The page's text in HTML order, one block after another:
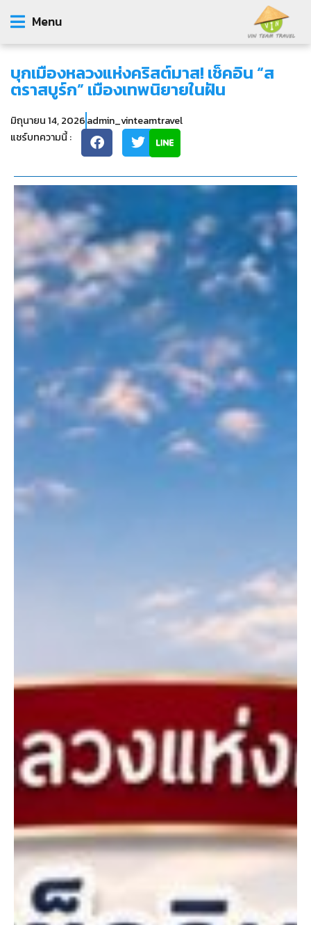
Menu
บุกเมืองหลวงแห่งคริสต์มาส! เช็คอิน “ส
ตราสบูร์ก” เมืองเทพนิยายในฝัน
มิถุนายน 14, 2026admin_vinteamtravel
แชร์บทความนี้ :